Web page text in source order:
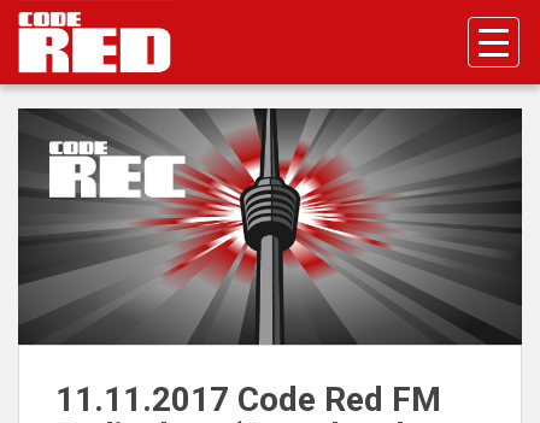
p
11.11.2017 Code Red FM